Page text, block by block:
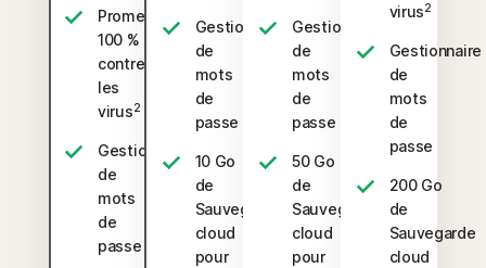
Promesse
100 %
contre
les
virus2
Gestionnaire
de
mots
de
passe
Gestionnaire
de
mots
de
passe
10 Go
de
Sauvegarde
cloud
pour
Gestionnaire
de
mots
de
passe
50 Go
de
Sauvegarde
cloud
pour
virus2
Gestionnaire
de
mots
de
passe
200 Go
de
Sauvegarde
cloud